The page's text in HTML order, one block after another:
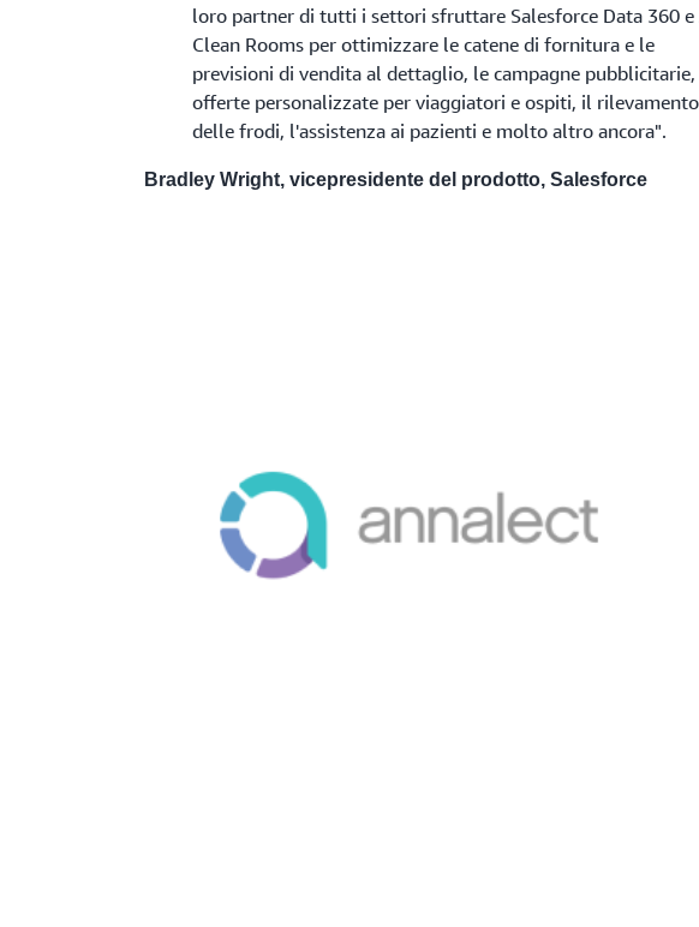
loro partner di tutti i settori sfruttare Salesforce Data 360 e
Clean Rooms per ottimizzare le catene di fornitura e le
previsioni di vendita al dettaglio, le campagne
offerte personalizzate per viaggiatori e ospiti, il rilevamento
delle frodi, l'assistenza ai pazienti e molto altro ancora".
Bradley Wright, vicepresidente del prodotto, Salesforce